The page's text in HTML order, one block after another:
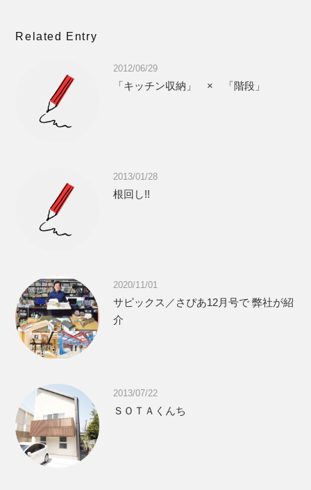
Related Entry
2012/06/29
「キッチン収納」 × 「階段」
2013/01/28
根回し!!
2020/11/01
サピックス／さぴあ12月号で 弊社が紹
介
2013/07/22
ＳＯＴＡくんち